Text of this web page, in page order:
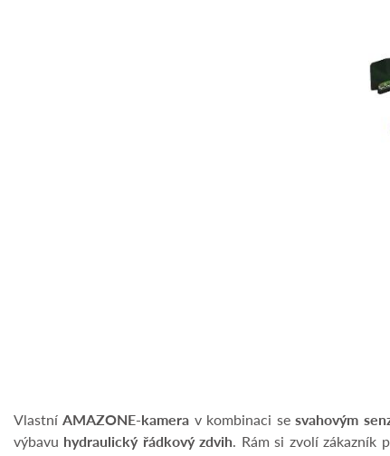
VlastníAMAZONE-kamera v kombinaci sesvahovým
výbavu hydraulický řádkový zdvih. Rám si zvolí zákazník